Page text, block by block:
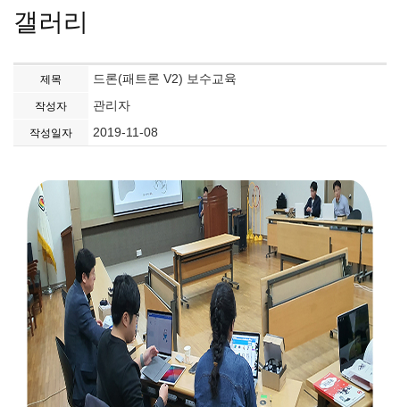
갤러리
제목 드론(패트론 V2) 보수교육
작성자 관리자
작성일자 2019-11-08